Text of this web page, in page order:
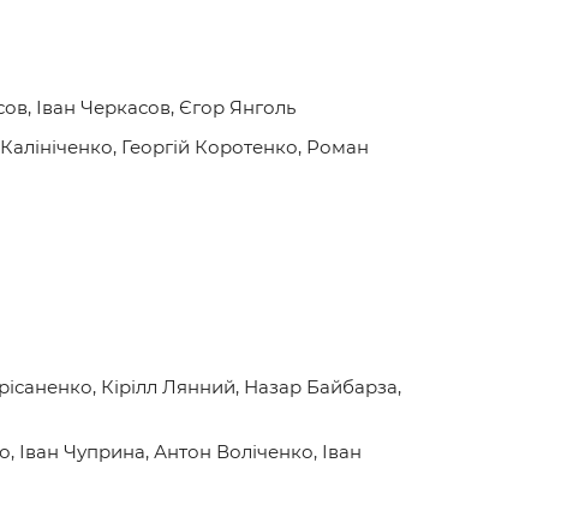
Іван Черкасов, Єгор Янголь
Георгій Коротенко, Роман
Кірілл Лянний, Назар Байбарза,
Іван Чуприна, Антон Воліченко, Іван